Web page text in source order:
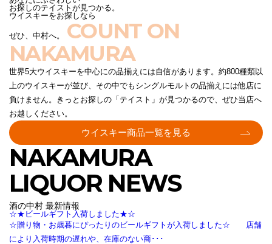
お探しのテイストが見つかる。
ウイスキーをお探しなら
ぜひ、中村へ。 COUNT ON
NAKAMURA
世界5大ウイスキーを中心にの品揃えには自信があります。約800種類以
上のウイスキーが並び、その中でもシングルモルトの品揃えには他店に
負けません。きっとお探しの「テイスト」が見つかるので、ぜひ当店へ
お越しください。
ウイスキー商品一覧を見る
NAKAMURA
LIQUOR NEWS
酒の中村 最新情報
☆★ビールギフト入荷しました★☆
☆贈り物・お歳暮にぴったりのビールギフトが入荷しました☆ 店舗
により入荷時期の遅れや、在庫のない商･･･